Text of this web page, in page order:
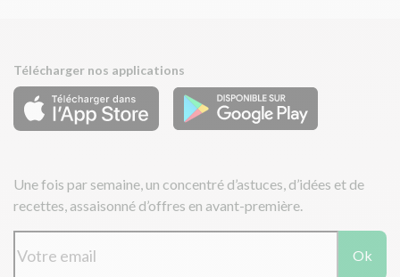
Télécharger nos applications
Une fois par semaine, un concentré d’astuces, d’idées et de
recettes, assaisonné d’offres en avant-première.
Ok